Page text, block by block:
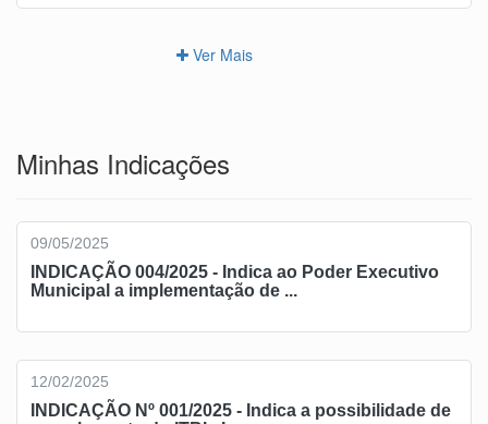
Ver Mais
Minhas Indicações
09/05/2025
INDICAÇÃO 004/2025 - Indica ao Poder Executivo
Municipal a implementação de ...
12/02/2025
INDICAÇÃO Nº 001/2025 - Indica a possibilidade de